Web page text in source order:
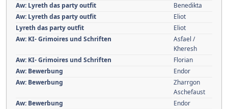
Aw: Lyreth das party outfit
Benedikta
Aw: Lyreth das party outfit
Eliot
Lyreth das party outfit
Eliot
Aw: KI- Grimoires und Schriften
Asfael /
Kheresh
Aw: KI- Grimoires und Schriften
Florian
Aw: Bewerbung
Endor
Aw: Bewerbung
Zharrgon
Aschefaust
Aw: Bewerbung
Endor